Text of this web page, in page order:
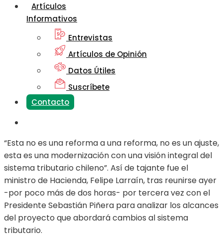
Artículos
Informativos
Entrevistas
Artículos de Opinión
Datos Útiles
Suscríbete
Contacto
“Esta no es una reforma a una reforma, no es un ajuste,
esta es una modernización con una visión integral del
sistema tributario chileno”. Así de tajante fue el
ministro de Hacienda, Felipe Larraín, tras reunirse ayer
-por poco más de dos horas- por tercera vez con el
Presidente Sebastián Piñera para analizar los alcances
del proyecto que abordará cambios al sistema
tributario.